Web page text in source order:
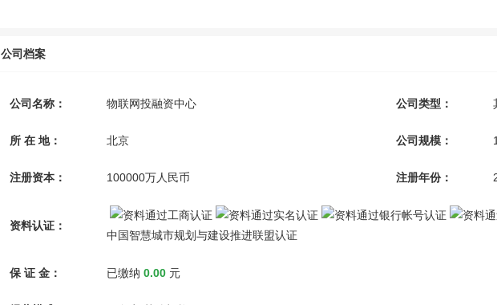
公司档案
公司名称： 物联网投融资中心 公司类型：
所 在 地： 北京 公司规模：
注册资本： 100000万人民币 注册年份：
资料认证：
中国智慧城市规划与建设推进联盟认证
保 证 金： 已缴纳 0.00 元